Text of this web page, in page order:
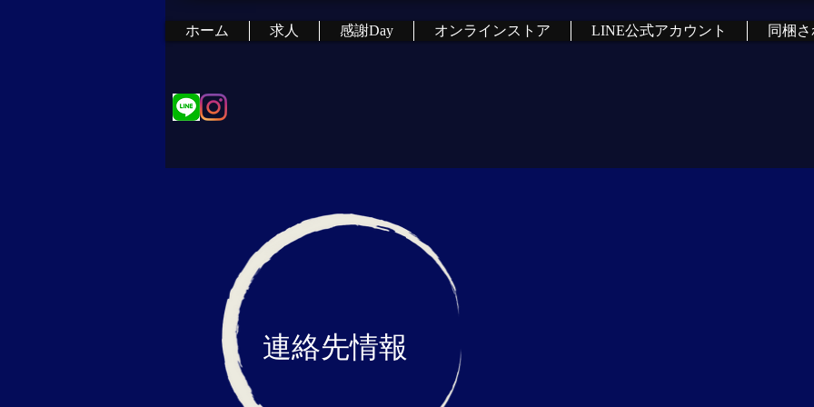
ホーム 求人 感謝Day オンラインストア LINE公式アカウント 同梱
連絡先情報